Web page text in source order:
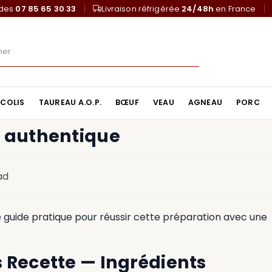
07 85 65 30 33 Livraison réfrigérée 24/48h en France
COLIS TAUREAU A.O.P. BŒUF VEAU AGNEAU PORC
authentique
pratique pour réussir cette préparation avec une
Recette — Ingrédients